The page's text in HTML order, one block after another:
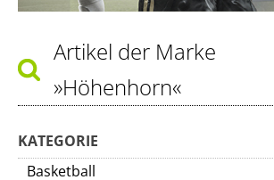
Artikel der Marke
»Höhenhorn«
KATEGORIE
Basketball